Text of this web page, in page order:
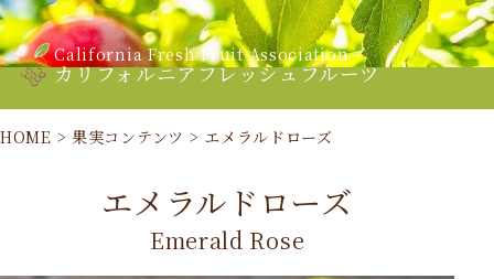
California Fresh Fruit Association
カリフォルニアフレッシュフルーツ
HOME > 果実コンテンツ > エメラルドローズ
エメラルドローズ
Emerald Rose